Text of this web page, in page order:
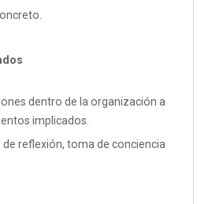
dentro de la organización a
implicados.
reflexión, toma de conciencia